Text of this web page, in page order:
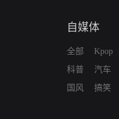
自媒体
全部
科普
国风
Kpop
汽车
搞笑